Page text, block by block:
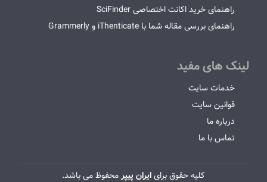
راهنمای خرید اکانت اختصاصی SciFinder
راهنمای بررسی مقاله شما با iThenticate و Grammerly
لینک های مفید
خدمات سایت
قوانین سایت
درباره ما
تماس با ما
کلیه حقوق برایایران پیپرمحفوظ می باشد.